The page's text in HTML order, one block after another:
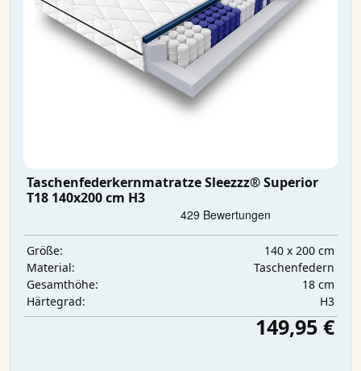
Taschenfederkernmatratze Sleezzz® Superior
T18 140x200 cm H3
Größe:
140 x 200 cm
Material:
Taschenfedern
Gesamthöhe:
18 cm
Härtegrad:
H3
149,95 €